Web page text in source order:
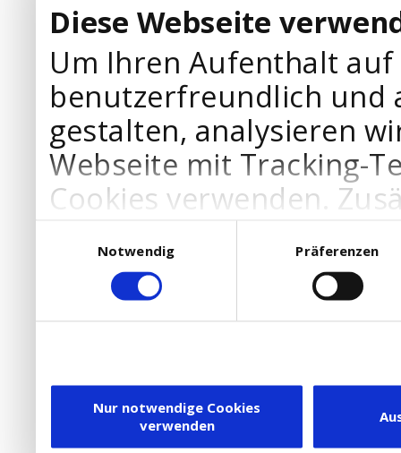
Diese Webseite
Um Ihren Aufenthalt
benutzerfreundlich und
gestalten, analysieren
Webseite mit Tracking-
Cookies verwenden.
Werbepartner
Ihre Bedürfnisse
die Verwendung von
DSGVO.
Dienstleister in die USA
besteht inzwischen mit
Notwendig
Präferenzen
Nur notwendige Cookies
verwenden